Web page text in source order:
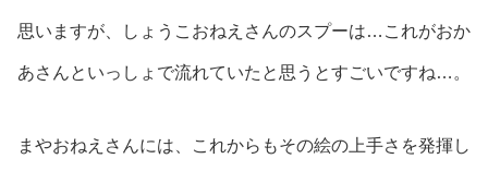
思いますが、しょうこおねえさんのスプーは…これがおか
あさんといっしょで流れていたと思うとすごいですね…。
まやおねえさんには、これからもその絵の上手さを発揮し